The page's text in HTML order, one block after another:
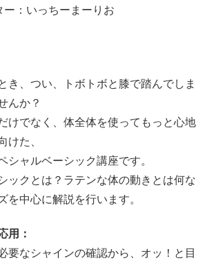
：いっちーまーりお
き、つい、トボトボと膝で踏んでしま
んか？
けでなく、体全体を使ってもっと心地
けた、
シャルベーシック講座です。
ックとは？ラテンな体の動きとは何な
を中心に解説を行います。
用：
要なシャインの確認から、オッ！と目